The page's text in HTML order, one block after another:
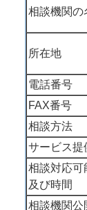
相談機関の
所在地
電話番号
FAX番号
相談方法
サービス
相談対応可
及び時間
相談機関公